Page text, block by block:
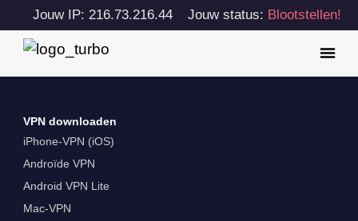
Jouw IP: 216.73.216.44 Jouw status: Blootstellen!
VPN downloaden
iPhone-VPN (iOS)
Androïde VPN
Android VPN Lite
Mac-VPN